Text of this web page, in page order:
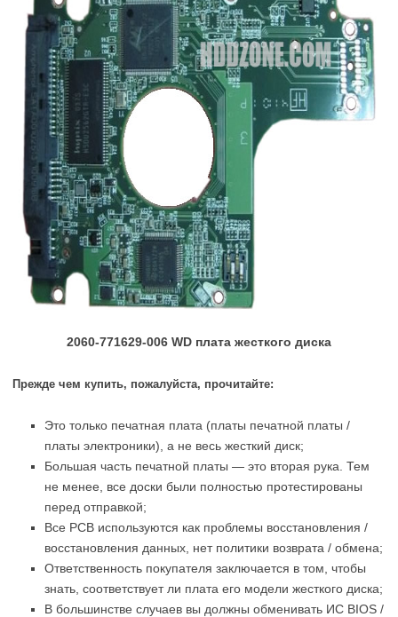
2060-771629-006 WD плата жесткого диска
Прежде чем купить, пожалуйста, прочитайте:
Это только печатная плата (платы печатной платы /
платы электроники), а не весь жесткий диск;
Большая часть печатной платы — это вторая рука. Тем
не менее, все доски были полностью протестированы
перед отправкой;
Все PCB используются как проблемы восстановления /
восстановления данных, нет политики возврата / обмена;
Ответственность покупателя заключается в том, чтобы
знать, соответствует ли плата его модели жесткого диска;
В большинстве случаев вы должны обменивать ИС BIOS /